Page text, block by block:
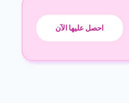
احصل عليها الآن